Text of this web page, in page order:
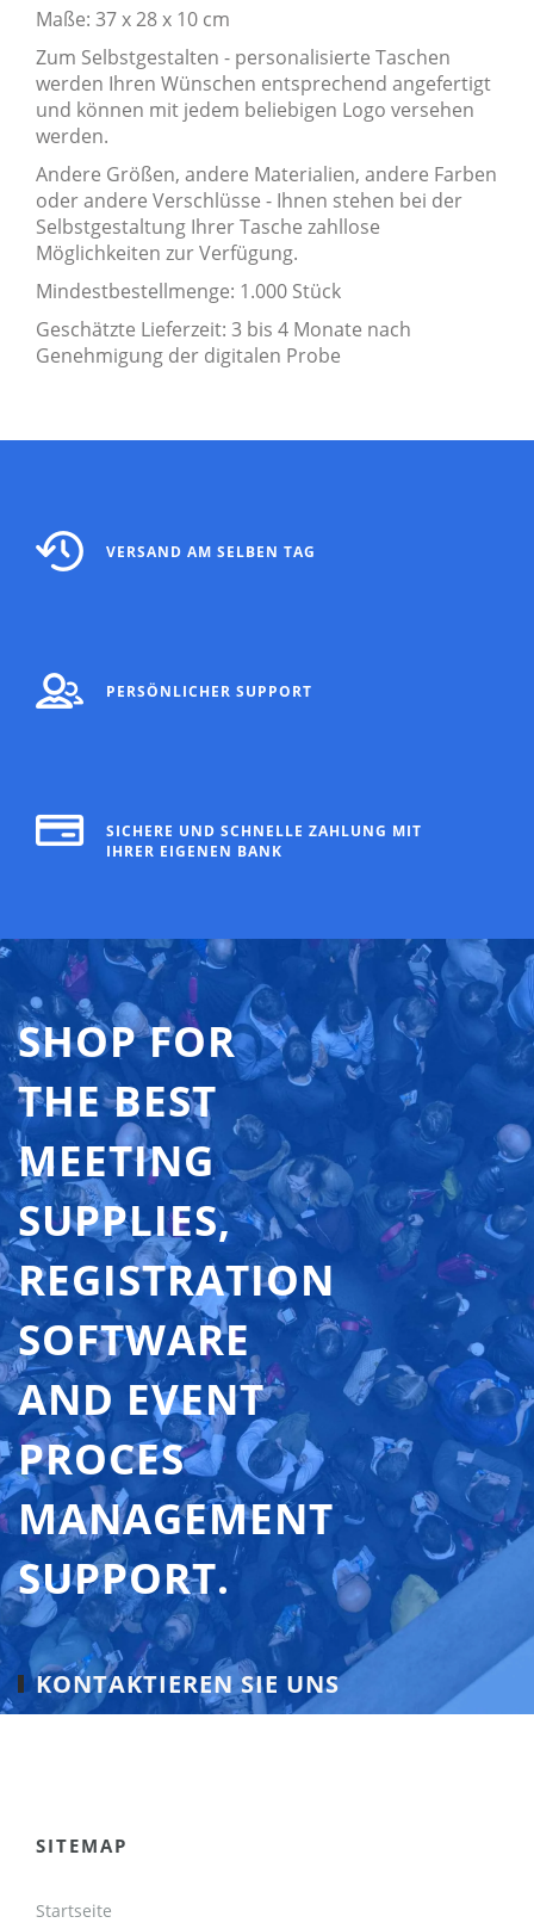
Maße: 37 x 28 x 10 cm
Zum Selbstgestalten - personalisierte Taschen
werden Ihren Wünschen entsprechend angefertigt
und können mit jedem beliebigen Logo versehen
werden.
Andere Größen, andere Materialien, andere Farben
oder andere Verschlüsse - Ihnen stehen bei der
Selbstgestaltung Ihrer Tasche zahllose
Möglichkeiten zur Verfügung.
Mindestbestellmenge: 1.000 Stück
Geschätzte Lieferzeit: 3 bis 4 Monate nach
Genehmigung der digitalen Probe
VERSAND AM SELBEN TAG
PERSÖNLICHER SUPPORT
SICHERE UND SCHNELLE ZAHLUNG MIT
IHRER EIGENEN BANK
SHOP FOR
THE BEST
MEETING
SUPPLIES,
REGISTRATION
SOFTWARE
AND EVENT
PROCES
MANAGEMENT
SUPPORT.
KONTAKTIEREN SIE UNS
SITEMAP
Startseite